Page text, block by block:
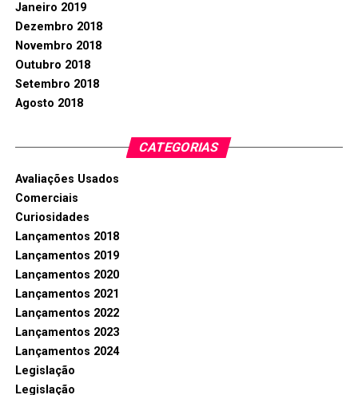
Janeiro 2019
Dezembro 2018
Novembro 2018
Outubro 2018
Setembro 2018
Agosto 2018
CATEGORIAS
Avaliações Usados
Comerciais
Curiosidades
Lançamentos 2018
Lançamentos 2019
Lançamentos 2020
Lançamentos 2021
Lançamentos 2022
Lançamentos 2023
Lançamentos 2024
Legislação
Legislação